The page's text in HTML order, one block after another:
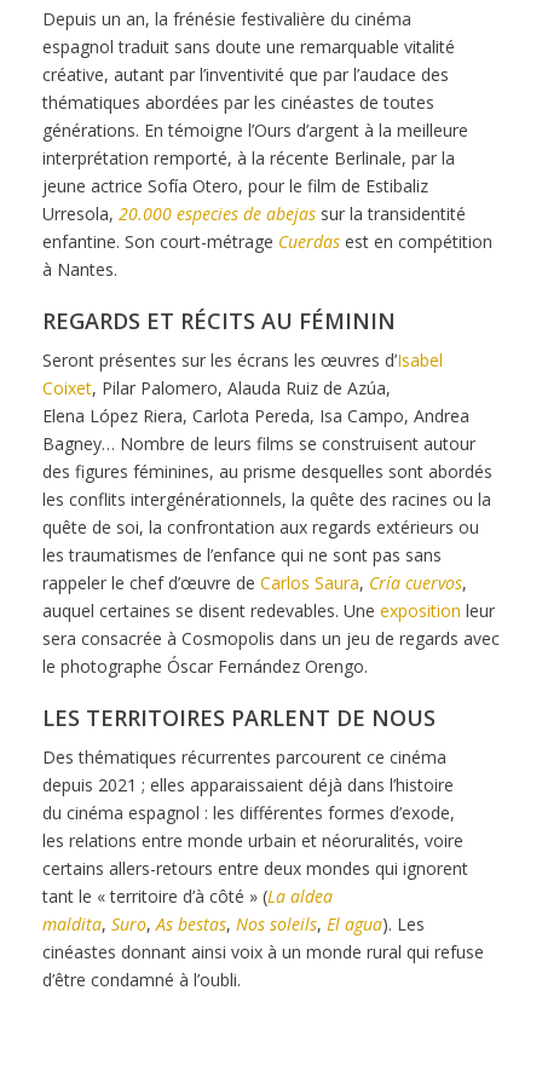
Depuis un an, la frénésie festivalière du cinéma
espagnoltraduit sans doute une remarquable vitalité
créative, autant par l’inventivité que par l’audace des
thématiques abordées par les cinéastes de toutes
générations. Entémoigne l’Ours d’argent à la meilleure
interprétation remporté, à la récente Berlinale, par la
jeune actrice Sofía Otero, pour le film de Estibaliz
Urresola, 20.000 especies de abejas sur la transidentité
enfantine. Son court-métrage Cuerdas est en compétition
à Nantes.
REGARDS ET RÉCITS AU FÉMININ
Seront présentes sur les écrans les œuvres d’Isabel
Coixet, Pilar Palomero, Alauda Ruiz de Azúa,
Elena López Riera, Carlota Pereda, Isa Campo, Andrea
Bagney… Nombre de leurs films se construisent autour
des figures féminines, au prisme desquelles sont abordés
les conflits intergénérationnels, la quête des racines ou la
quête de soi, la confrontation aux regards extérieurs ou
lestraumatismes de l’enfance qui ne sont pas sans
rappeler le chef d’œuvre de Carlos Saura, Cría cuervos,
auquel certaines se disent redevables. Une exposition leur
sera consacrée à Cosmopolis dans un jeu de regards avec
le photographe Óscar Fernández Orengo.
LES TERRITOIRES PARLENT DE NOUS
Desthématiques récurrentes parcourent ce cinéma
depuis 2021 ; elles apparaissaient déjà dans l’histoire
du cinéma espagnol : les différentes formes d’exode,
les relations entre monde urbain et néoruralités, voire
certains allers-retours entre deux mondes qui ignorent
tant le « territoire d’à côté » (La aldea
maldita, Suro, As bestas, Nos soleils, El agua). Les
cinéastes donnant ainsi voix à un monde rural qui refuse
d’être condamné à l’oubli.